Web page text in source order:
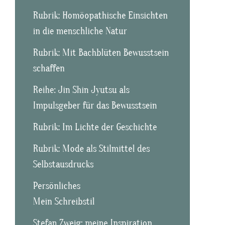
Rubrik: Homöopathische Einsichten
in die menschliche Natur
Rubrik: Mit Bachblüten Bewusstsein
schaffen
Reihe: Jin Shin Jyutsu als
Impulsgeber für das Bewusstsein
Rubrik: Im Lichte der Geschichte
Rubrik: Mode als Stilmittel des
Selbstausdrucks
Persönliches
Mein Schreibstil